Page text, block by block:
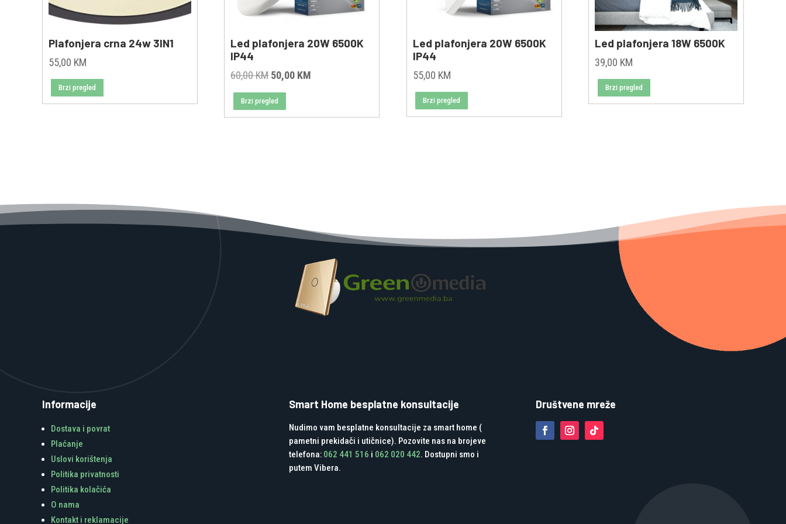
Plafonjera crna 24w 3IN1
55,00 KM
Brzi pregled
Led plafonjera 20W 6500K
IP44
60,00KM Original
price
was:
60,00 KM.
50,00 KM
50,00 KM.
Brzi pregled
Led plafonjera 20W 6500K
IP44
55,00 KM
Brzi pregled
Led plafonjera 18W 6500K
39,00 KM
Brzi pregled
Informacije
Dostava i povrat
Plaćanje
Uslovi korištenja
Politika privatnosti
Politika kolačića
O nama
Kontakt i reklamacije
Smart Home besplatne konsultacije
Nudimo vam besplatne konsultacije za smart home (
pametni prekidači i utičnice). Pozovite nas na brojeve
telefona: 062 441 516 i 062 020 442. Dostupni smo i
putem Vibera.
Društvene mreže